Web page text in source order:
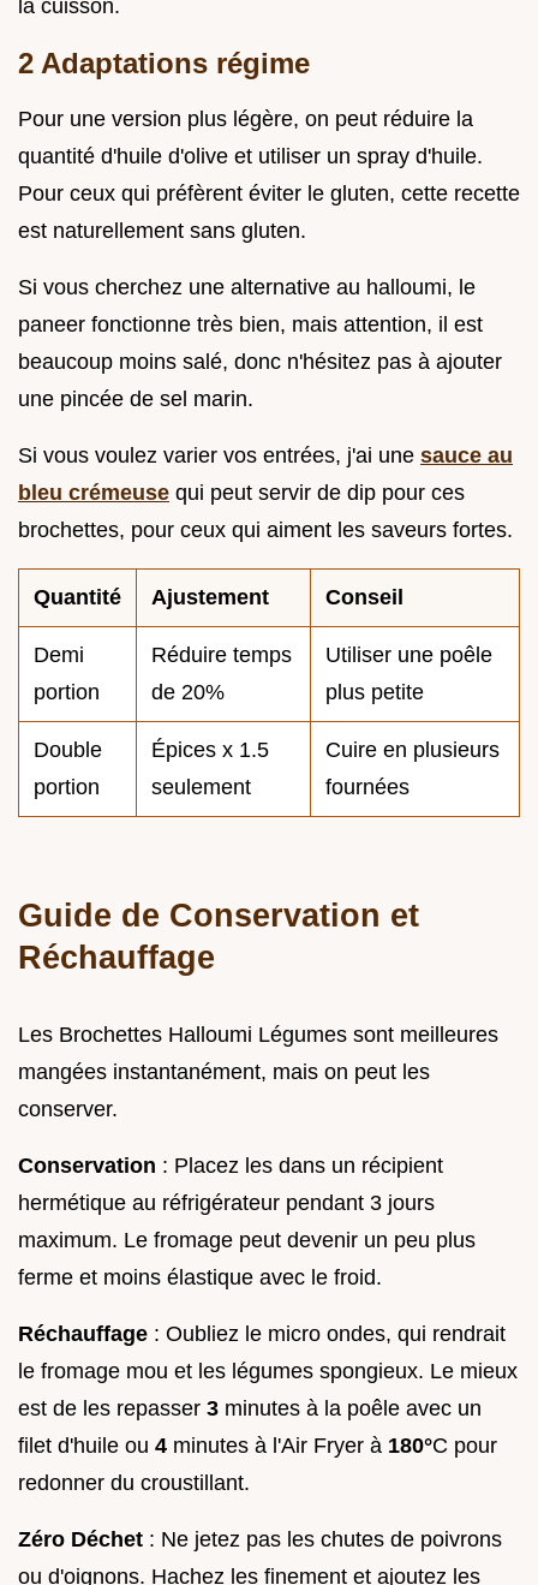
la cuisson.
2 Adaptations régime
Pour une version plus légère, on peut réduire la
quantité d'huile d'olive et utiliser un spray d'huile.
Pour ceux qui préfèrent éviter le gluten, cette recette
est naturellement sans gluten.
Si vous cherchez une alternative au halloumi, le
paneer fonctionne très bien, mais attention, il est
beaucoup moins salé, donc n'hésitez pas à ajouter
une pincée de sel marin.
Si vous voulez varier vos entrées, j'ai une sauce au
bleu crémeuse qui peut servir de dip pour ces
brochettes, pour ceux qui aiment les saveurs fortes.
Quantité Ajustement Conseil
Demi
portion
Réduire temps
de 20%
Utiliser une poêle
plus petite
Double
portion
Épices x 1.5
seulement
Cuire en plusieurs
fournées
Guide de Conservation et
Réchauffage
Les Brochettes Halloumi Légumes sont meilleures
mangées instantanément, mais on peut les
conserver.
Conservation : Placez les dans un récipient
hermétique au réfrigérateur pendant 3 jours
maximum. Le fromage peut devenir un peu plus
ferme et moins élastique avec le froid.
Réchauffage : Oubliez le micro ondes, qui rendrait
le fromage mou et les légumes spongieux. Le mieux
est de les repasser 3 minutes à la poêle avec un
filet d'huile ou 4 minutes à l'Air Fryer à 180°C pour
redonner du croustillant.
Zéro Déchet : Ne jetez pas les chutes de poivrons
ou d'oignons. Hachez les finement et ajoutez les